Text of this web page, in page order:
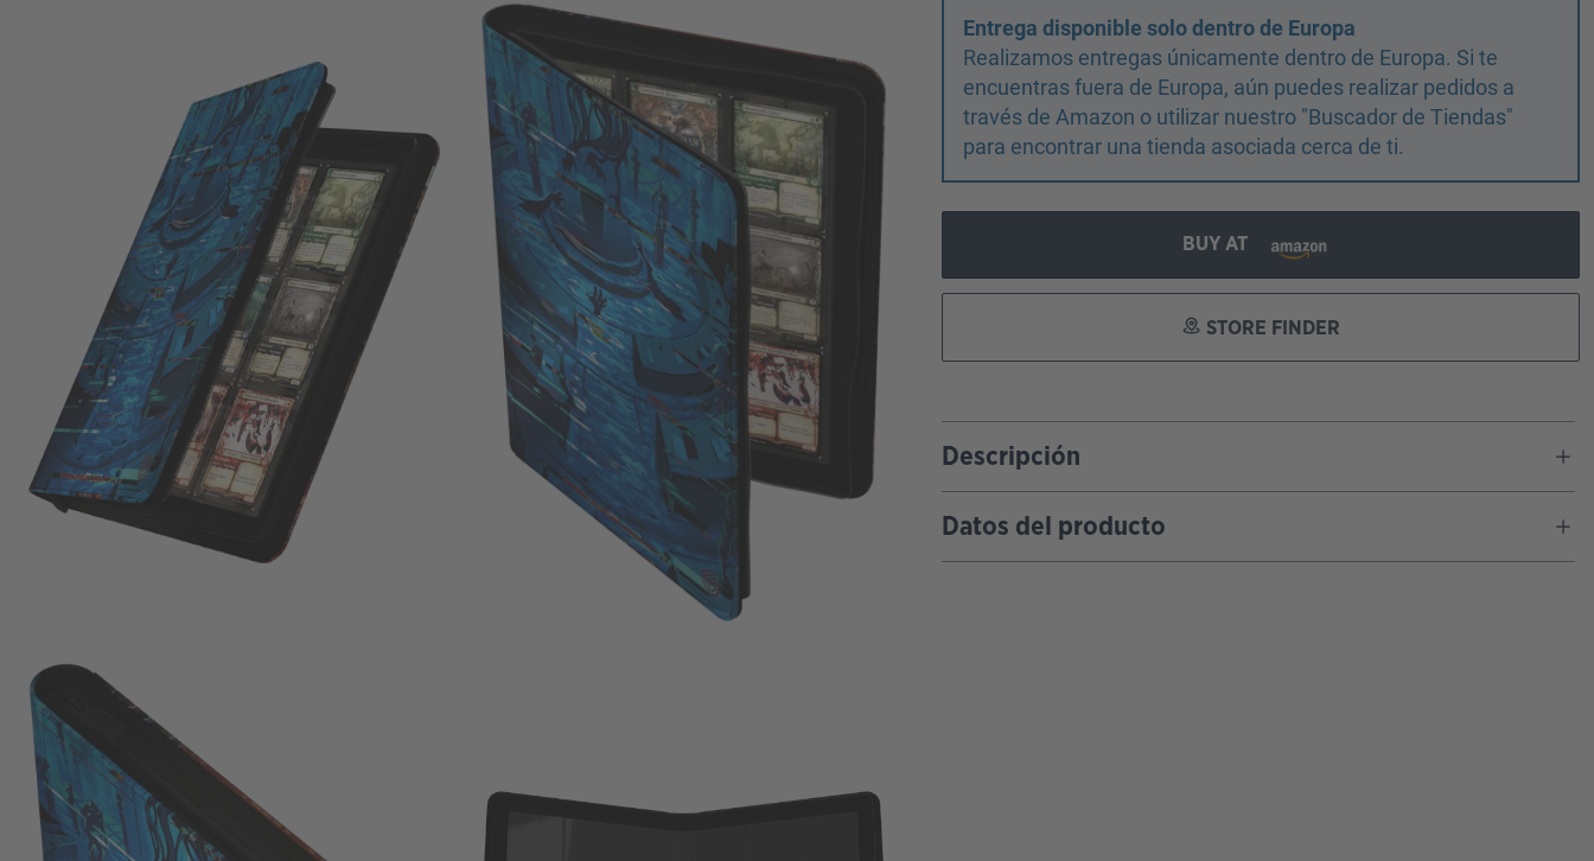
Entrega disponible solo dentro de Europa
Realizamos entregas únicamente dentro de Europa. Si te
encuentras fuera de Europa, aún puedes realizar pedidos a
través de Amazon o utilizar nuestro "Buscador de Tiendas"
para encontrar una tienda asociada cerca de ti.
BUY AT
STORE FINDER
Descripción
Datos del producto